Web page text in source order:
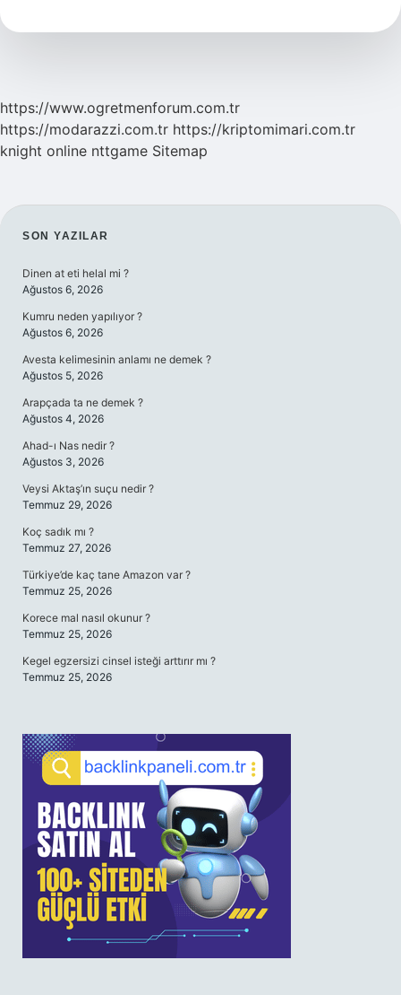
Eder
https://www.ogretmenforum.com.tr
https://modarazzi.com.tr https://kriptomimari.com.tr
knight online nttgame Sitemap
SIDEBAR
SON YAZILAR
Dinen at eti helal mi ?
Ağustos 6, 2026
Kumru neden yapılıyor ?
Ağustos 6, 2026
Avesta kelimesinin anlamı ne demek ?
Ağustos 5, 2026
Arapçada ta ne demek ?
Ağustos 4, 2026
Ahad-ı Nas nedir ?
Ağustos 3, 2026
Veysi Aktaş’ın suçu nedir ?
Temmuz 29, 2026
Koç sadık mı ?
Temmuz 27, 2026
Türkiye’de kaç tane Amazon var ?
Temmuz 25, 2026
Korece mal nasıl okunur ?
Temmuz 25, 2026
Kegel egzersizi cinsel isteği arttırır mı ?
Temmuz 25, 2026